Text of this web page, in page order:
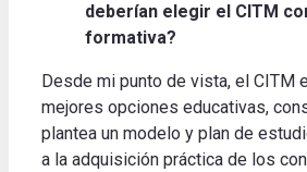
deberían elegir el CITM
formativa?
Desde mi punto de vista, el CITM
mejores opciones educativas,
plantea un modelo y plan de
a la adquisición práctica de los